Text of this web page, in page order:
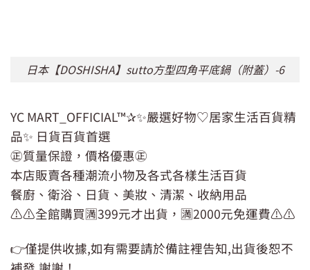
日本【DOSHISHA】sutto方型四角平底鍋（附蓋）-6
YC MART_OFFICIAL™✰✨嚴選好物♡居家生活百貨精
品✨ 日貨百貨首選
㊣質量保證，價格優惠㊣
本店販賣各種潮流小物及各式各樣生活百貨
餐廚、衛浴、日貨、美妝、清潔、收納用品
⚠️⚠️全館購買🈵399元才出貨，🈵2000元免運費⚠️⚠️
👉僅提供收據,如有需要請於備註裡告知,出貨後恕不